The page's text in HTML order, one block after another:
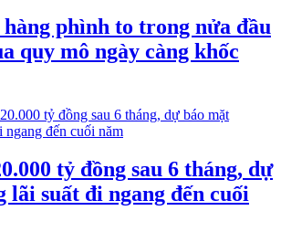
phình to trong nửa đầu
quy mô ngày càng khốc
tỷ đồng sau 6 tháng, dự
lãi suất đi ngang đến cuối